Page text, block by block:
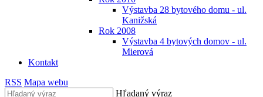
Výstavba 28 bytového domu - ul.
Kanižská
Rok 2008
Výstavba 4 bytových domov - ul.
Mierová
Kontakt
RSS Mapa webu
Hľadaný výraz